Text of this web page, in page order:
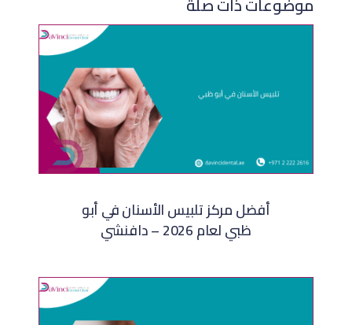
أفضل مركز تلبيس الأسنان في أبو
ظبي لعام 2026 – دافنشي